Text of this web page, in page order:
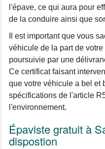
l'épave, ce qui aura pour
de la conduire ainsi que
Il est important que vous
véhicule de la part de
poursuivie par une
Ce certificat faisant
que votre véhicule a bel et
spécifications de l'article
l'environnement.
Épaviste gratuit à
dispostion